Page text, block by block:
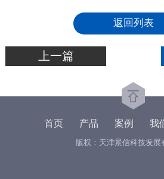
返回列表
上一篇
首页 产品 案例 我
版权：天津景信科技发展